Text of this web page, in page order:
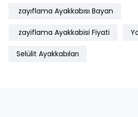
zayıflama Ayakkabısı Bayan
zayiflama Ayakkabisi Fiyati
Selülit Ayakkabıları